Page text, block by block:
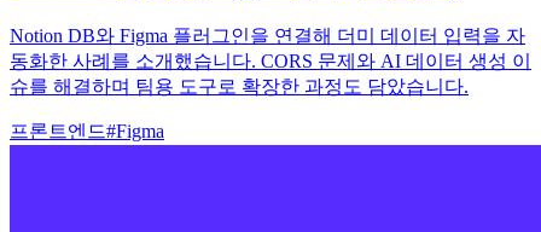
Notion DB와 Figma 플러그인을 연결해 더미 데이터 입력을 자
동화한 사례를 소개했습니다. CORS 문제와 AI 데이터 생성 이
슈를 해결하며 팀용 도구로 확장한 과정도 담았습니다.
프론트엔드#Figma